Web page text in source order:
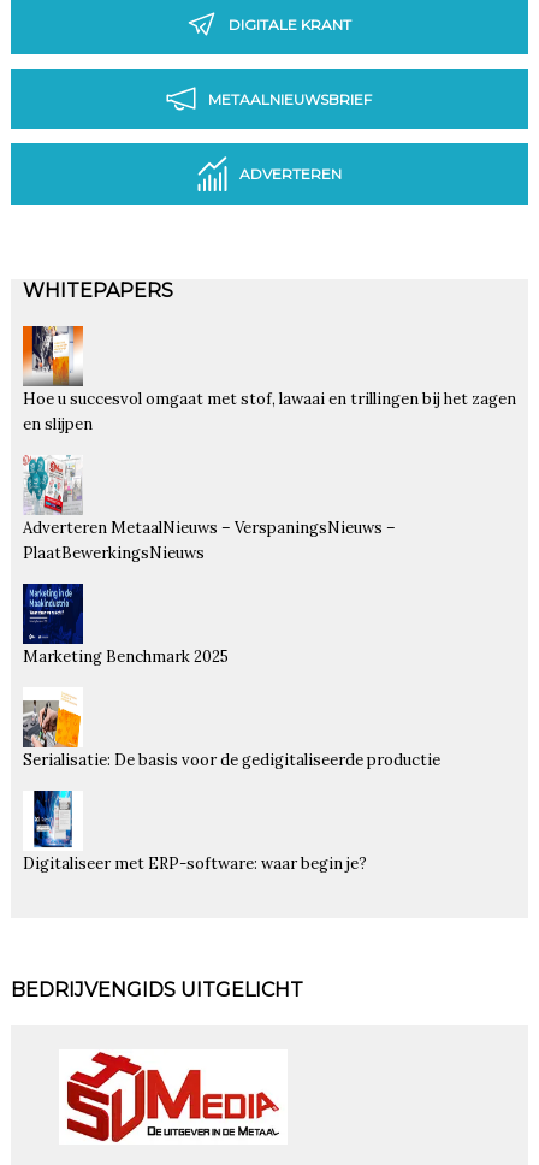
DIGITALE KRANT
METAALNIEUWSBRIEF
ADVERTEREN
WHITEPAPERS
Hoe u succesvol omgaat met stof, lawaai en trillingen bij het zagen
en slijpen
Adverteren MetaalNieuws – VerspaningsNieuws –
PlaatBewerkingsNieuws
Marketing Benchmark 2025
Serialisatie: De basis voor de gedigitaliseerde productie
Digitaliseer met ERP-software: waar begin je?
BEDRIJVENGIDS UITGELICHT